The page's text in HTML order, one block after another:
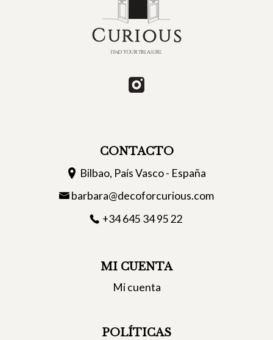
CONTACTO
Bilbao, País Vasco - España
barbara@decoforcurious.com
+34 645 34 95 22
MI CUENTA
Mi cuenta
POLÍTICAS